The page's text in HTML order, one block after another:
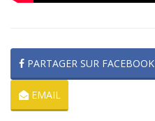
PARTAGER SUR FACEBOOK
EMAIL